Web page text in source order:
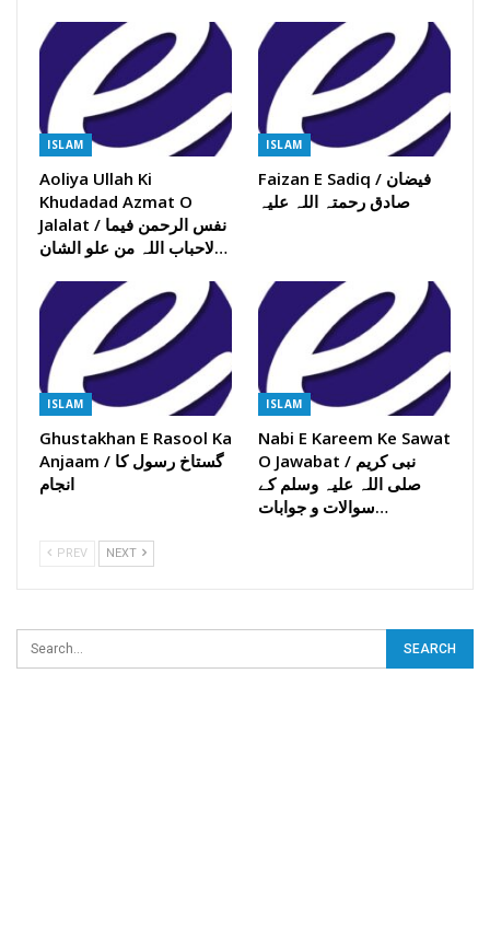
ISLAM
Aoliya Ullah Ki
Khudadad Azmat O
Jalalat / نفس الرحمن فیما
لاحباب اللہ من علو الشان…
ISLAM
Faizan E Sadiq / فیضان
صادق رحمتہ اللہ علیہ
ISLAM
Ghustakhan E Rasool Ka
Anjaam / گستاخ رسول کا
انجام
ISLAM
Nabi E Kareem Ke Sawat
O Jawabat / نبی کریم
صلی اللہ علیہ وسلم کے
سوالات و جوابات…
PREV NEXT